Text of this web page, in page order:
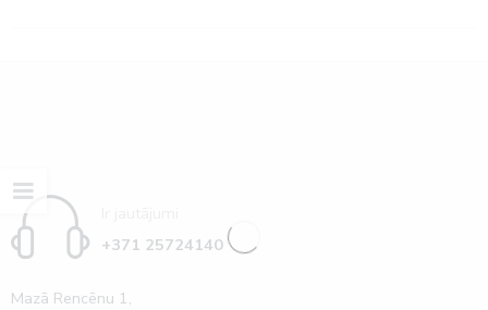
+371 25724140
Mazā Rencēnu 1,